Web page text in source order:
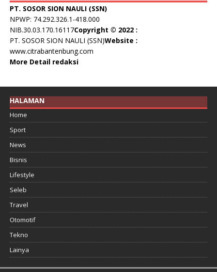
PT. SOSOR SION NAULI (SSN)
NPWP: 74.292.326.1-418.000
NIB.30.03.170.16117Copyright © 2022 :
PT. SOSOR SION NAULI (SSN)Website :
www.citrabantenbung.com
More Detail redaksi
HALAMAN
Home
Sport
News
Bisnis
Lifestyle
Seleb
Travel
Otomotif
Tekno
Lainya